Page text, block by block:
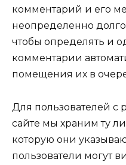
комментарий и его
неопределенно
чтобы определять и
комментарии
помещения их в
Для пользователей с
сайте мы храним ту
которую они
пользователи могут